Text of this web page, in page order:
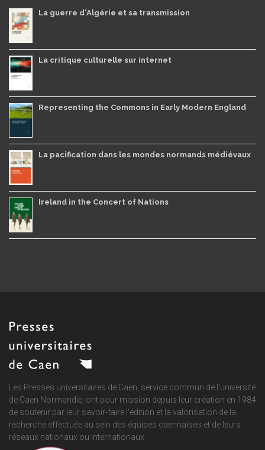
La guerre d'Algérie et sa transmission
La critique culturelle sur internet
Representing the Commons in Early Modern England
La pacification dans les mondes normands médiévaux
Ireland in the Concert of Nations
Les Presses universitaires de Caen, service commun de l'université
de Caen Normandie , ont pour mission depuis leur création en 1984
de soutenir par leur savoir-faire l'édition et la valorisation de la
recherche effectuée au sein des équipes caennaises et de leurs
réseaux nationaux ou internationaux.